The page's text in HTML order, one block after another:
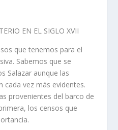
EN EL SIGLO XVII
que tenemos para el
Sabemos que se
Salazar aunque las
cada vez más evidentes.
provenientes del barco de
los censos que